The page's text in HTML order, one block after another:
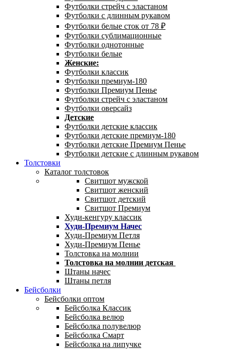
Футболки стрейч с эластаном
Футболки с длинным рукавом
Футболки белые сток от 78 ₽
Футболки сублимационные
Футболки однотонные
Футболки белые
Женские:
Футболки классик
Футболки премиум-180
Футболки Премиум Пенье
Футболки стрейч с эластаном
Футболки оверсайз
Детские
Футболки детские классик
Футболки детские премиум-180
Футболки детские Премиум Пенье
Футболки детские с длинным рукавом
Толстовки
Каталог толстовок
Свитшот мужской
Свитшот женский
Свитшот детский
Свитшот Премиум
Худи-кенгуру классик
Худи-Премиум Начес
Худи-Премиум Петля
Худи-Премиум Пенье
Толстовка на молнии
Толстовка на молнии детская
Штаны начес
Штаны петля
Бейсболки
Бейсболки оптом
Бейсболка Классик
Бейсболка велюр
Бейсболка полувелюр
Бейсболка Смарт
Бейсболка на липучке